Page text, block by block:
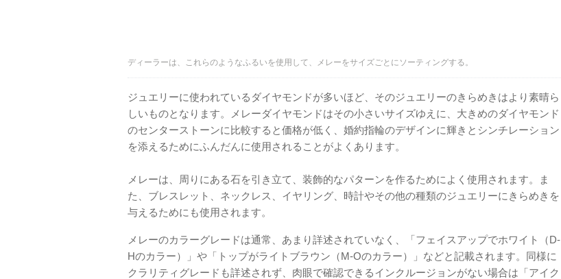
ディーラーは、これらのようなふるいを使用して、メレーをサイズごとにソーティングする。
ジュエリーに使われているダイヤモンドが多いほど、そのジュエリーのきらめきはより素晴ら
しいものとなります。メレーダイヤモンドはその小さいサイズゆえに、大きめのダイヤモンド
のセンターストーンに比較すると価格が低く、婚約指輪のデザインに輝きとシンチレーション
を添えるためにふんだんに使用されることがよくあります。
メレーは、周りにある石を引き立て、装飾的なパターンを作るためによく使用されます。ま
た、ブレスレット、ネックレス、イヤリング、時計やその他の種類のジュエリーにきらめきを
与えるためにも使用されます。
メレーのカラーグレードは通常、あまり詳述されていなく、「フェイスアップでホワイト（D-
Hのカラー）」や「トップがライトブラウン（M-Oのカラー）」などと記載されます。同様に
クラリティグレードも詳述されず、肉眼で確認できるインクルージョンがない場合は「アイク